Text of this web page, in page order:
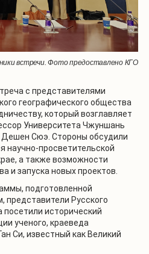
встречи. Фото предоставлено КГО
с представителями
географического общества
который возглавляет
Университета Чжуншань
Дешен Сюэ. Стороны обсудили
научно-просветительской
а также возможности
и запуска новых проектов.
подготовленной
представители Русского
посетили исторический
ученого, краеведа
Си, известный как Великий